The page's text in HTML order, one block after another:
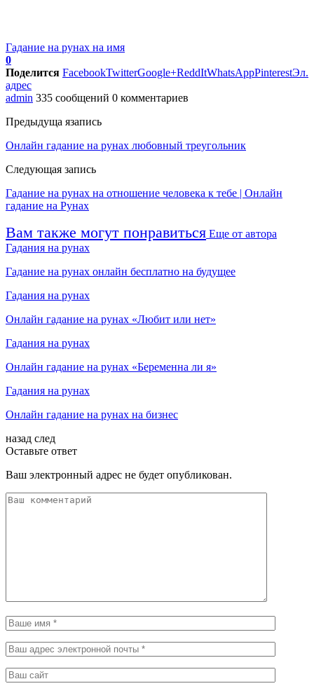
Гадание на рунах на имя
0
Поделится FacebookTwitterGoogle+ReddItWhatsAppPinterestЭл.
адрес
admin 335 сообщений 0 комментариев
Предыдуща язапись
Онлайн гадание на рунах любовный треугольник
Следующая запись
Гадание на рунах на отношение человека к тебе | Онлайн
гадание на Рунах
Вам также могут понравиться Еще от автора
Гадания на рунах
Гадание на рунах онлайн бесплатно на будущее
Гадания на рунах
Онлайн гадание на рунах «Любит или нет»
Гадания на рунах
Онлайн гадание на рунах «Беременна ли я»
Гадания на рунах
Онлайн гадание на рунах на бизнес
назад след
Оставьте ответ
Ваш электронный адрес не будет опубликован.